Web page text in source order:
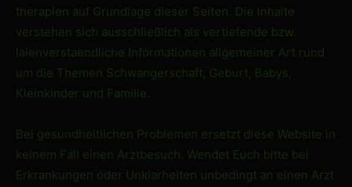
therapien auf Grundlage dieser Seiten. Die Inhalte
verstehen sich ausschließlich als vertiefende bzw.
laienverstaendliche Informationen allgemeiner Art rund
um die Themen Schwangerschaft, Geburt, Babys,
Kleinkinder und Familie.
Bei gesundheitlichen Problemen ersetzt diese Website in
keinem Fall einen Arztbesuch. Wendet Euch bitte bei
Erkrankungen oder Unklarheiten unbedingt an einen Arzt